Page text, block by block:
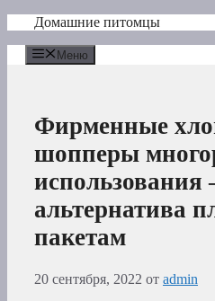
Перейти
содержимому
Домашние питомцы
Меню
Фирменные
шопперы
использования
альтернатива
пакетам
20 сентября, 2022 от admin